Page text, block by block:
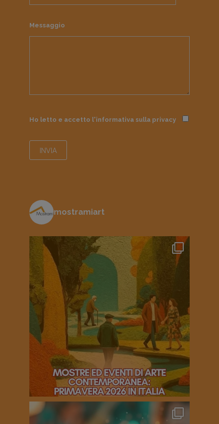
Messaggio
Ho letto e accetto l'informativa sulla privacy
mostramiart